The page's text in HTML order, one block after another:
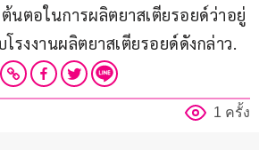
นตอในการผลิตยาสเตียรอยด์ว่าอยู่
งงานผลิตยาสเตียรอยด์ดังกล่าว.
1 ครั้ง